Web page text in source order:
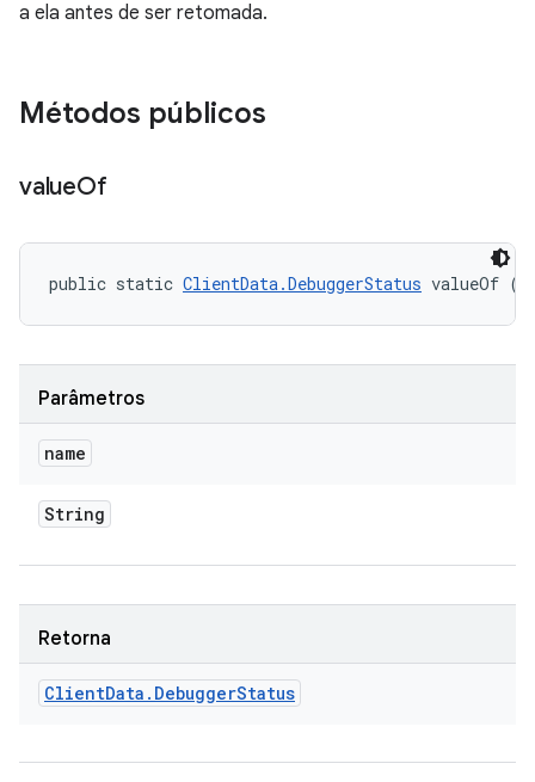
a ela antes de ser retomada.
Métodos públicos
valueOf
public static ClientData.DebuggerStatus valueOf
Parâmetros
name
String
Retorna
ClientData . DebuggerStatus